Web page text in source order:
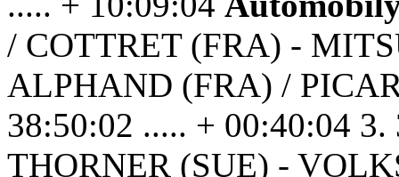
/ COTTRET (FRA) -
ALPHAND (FRA) /
38:50:02 ..... + 00:40:04
THORNER (SUE) -